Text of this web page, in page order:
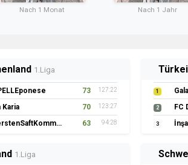
Nach 1 Monat Nach 1 Jahr
1.Liga
73 127:22
Karia 70 123:27
>GerstenSaftKommando 63 94:28
Türkei
1
2 FC
3
1.Liga